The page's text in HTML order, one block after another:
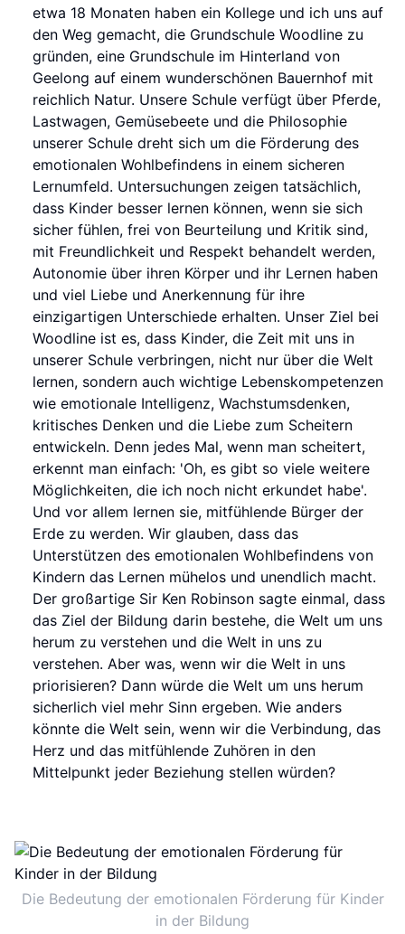
etwa 18 Monaten haben ein Kollege und ich uns auf
den Weg gemacht, die Grundschule Woodline zu
gründen, eine Grundschule im Hinterland von
Geelong auf einem wunderschönen Bauernhof mit
reichlich Natur. Unsere Schule verfügt über Pferde,
Lastwagen, Gemüsebeete und die Philosophie
unserer Schule dreht sich um die Förderung des
emotionalen Wohlbefindens in einem sicheren
Lernumfeld. Untersuchungen zeigen tatsächlich,
dass Kinder besser lernen können, wenn sie sich
sicher fühlen, frei von Beurteilung und Kritik sind,
mit Freundlichkeit und Respekt behandelt werden,
Autonomie über ihren Körper und ihr Lernen haben
und viel Liebe und Anerkennung für ihre
einzigartigen Unterschiede erhalten. Unser Ziel bei
Woodline ist es, dass Kinder, die Zeit mit uns in
unserer Schule verbringen, nicht nur über die Welt
lernen, sondern auch wichtige Lebenskompetenzen
wie emotionale Intelligenz, Wachstumsdenken,
kritisches Denken und die Liebe zum Scheitern
entwickeln. Denn jedes Mal, wenn man scheitert,
erkennt man einfach: 'Oh, es gibt so viele weitere
Möglichkeiten, die ich noch nicht erkundet habe'.
Und vor allem lernen sie, mitfühlende Bürger der
Erde zu werden. Wir glauben, dass das
Unterstützen des emotionalen Wohlbefindens von
Kindern das Lernen mühelos und unendlich macht.
Der großartige Sir Ken Robinson sagte einmal, dass
das Ziel der Bildung darin bestehe, die Welt um uns
herum zu verstehen und die Welt in uns zu
verstehen. Aber was, wenn wir die Welt in uns
priorisieren? Dann würde die Welt um uns herum
sicherlich viel mehr Sinn ergeben. Wie anders
könnte die Welt sein, wenn wir die Verbindung, das
Herz und das mitfühlende Zuhören in den
Mittelpunkt jeder Beziehung stellen würden?
Die Bedeutung der emotionalen Förderung für Kinder
in der Bildung